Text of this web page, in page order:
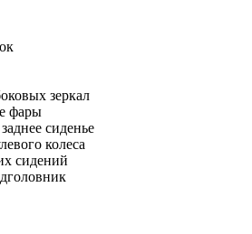
зеркал
фары
сиденье
колеса
сидений